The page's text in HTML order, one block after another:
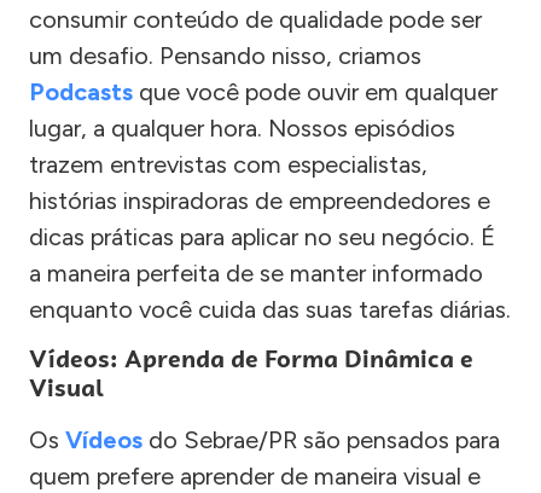
consumir conteúdo de qualidade pode ser
um desafio. Pensando nisso, criamos
Podcasts que você pode ouvir em qualquer
lugar, a qualquer hora. Nossos episódios
trazem entrevistas com especialistas,
histórias inspiradoras de empreendedores e
dicas práticas para aplicar no seu negócio. É
a maneira perfeita de se manter informado
enquanto você cuida das suas tarefas diárias.
Vídeos: Aprenda de Forma Dinâmica e
Visual
Os Vídeos do Sebrae/PR são pensados para
quem prefere aprender de maneira visual e